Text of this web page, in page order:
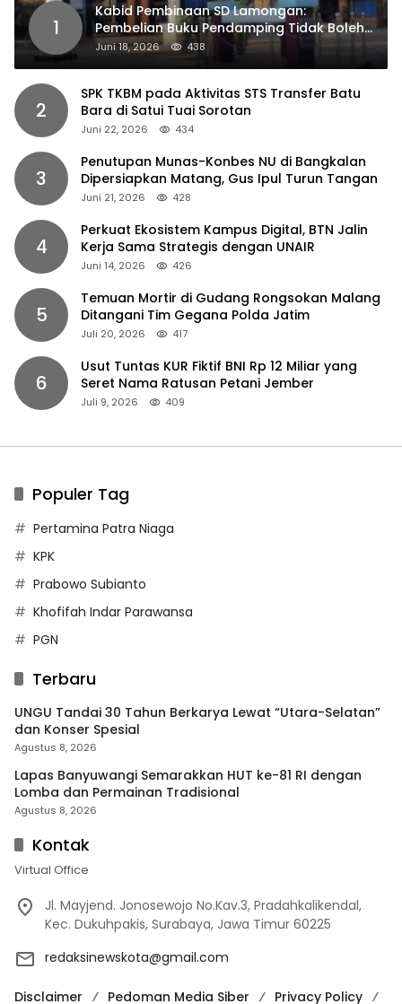
1
Kabid Pembinaan SD Lamongan:
Pembelian Buku Pendamping Tidak Boleh
Dipaksakan
Juni 18, 2026 438
2
SPK TKBM pada Aktivitas STS Transfer Batu
Bara di Satui Tuai Sorotan
Juni 22, 2026 434
3
Penutupan Munas-Konbes NU di Bangkalan
Dipersiapkan Matang, Gus Ipul Turun Tangan
Juni 21, 2026 428
4
Perkuat Ekosistem Kampus Digital, BTN Jalin
Kerja Sama Strategis dengan UNAIR
Juni 14, 2026 426
5
Temuan Mortir di Gudang Rongsokan Malang
Ditangani Tim Gegana Polda Jatim
Juli 20, 2026 417
6
Usut Tuntas KUR Fiktif BNI Rp 12 Miliar yang
Seret Nama Ratusan Petani Jember
Juli 9, 2026 409
Populer Tag
Pertamina Patra Niaga
KPK
Prabowo Subianto
Khofifah Indar Parawansa
PGN
Terbaru
UNGU Tandai 30 Tahun Berkarya Lewat “Utara-Selatan”
dan Konser Spesial
Agustus 8, 2026
Lapas Banyuwangi Semarakkan HUT ke-81 RI dengan
Lomba dan Permainan Tradisional
Agustus 8, 2026
Kontak
Virtual Office
Jl. Mayjend. Jonosewojo No.Kav.3, Pradahkalikendal,
Kec. Dukuhpakis, Surabaya, Jawa Timur 60225
redaksinewskota@gmail.com
Disclaimer Pedoman Media Siber Privacy Policy